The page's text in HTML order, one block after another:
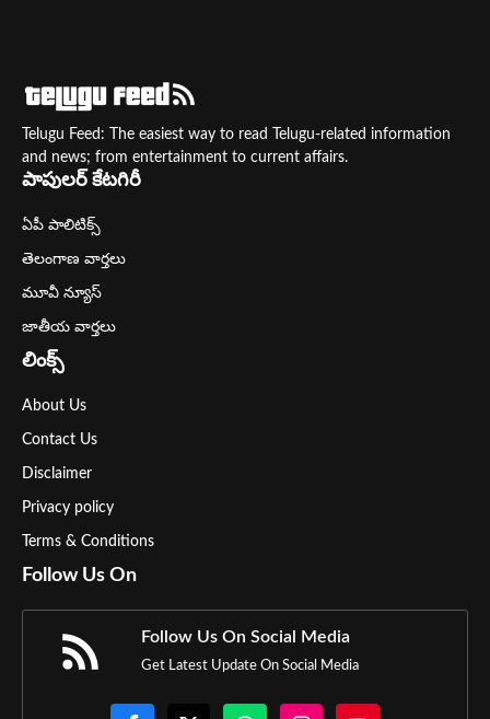
Telugu Feed: The easiest way to read Telugu-related information
and news; from entertainment to current affairs.
పాపులర్ కేటగిరీ
ఏపీ పాలిటిక్స్
తెలంగాణ వార్తలు
మూవీ న్యూస్
జాతీయ వార్తలు
లింక్స్
About Us
Contact Us
Disclaimer
Privacy policy
Terms & Conditions
Follow Us On
Follow Us On Social Media
Get Latest Update On Social Media